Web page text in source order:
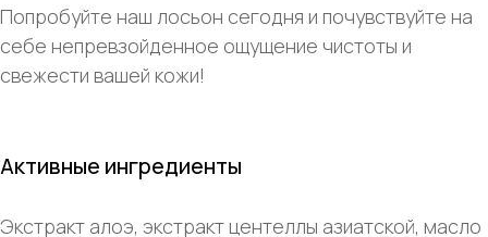
Попробуйте наш лосьон сегодня и почувствуйте на
себе непревзойденное ощущение чистоты и
свежести вашей кожи!
Активные ингредиенты
Экстракт алоэ, экстракт центеллы азиатской, масло